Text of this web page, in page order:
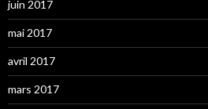
juin 2017
mai 2017
avril 2017
mars 2017